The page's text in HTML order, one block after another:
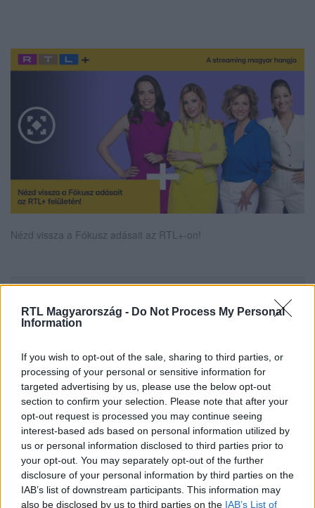
RTL Magyarország - Do Not Process My Personal
Information
If you wish to opt-out of the sale, sharing to third parties, or
processing of your personal or sensitive information for
targeted advertising by us, please use the below opt-out
section to confirm your selection. Please note that after your
opt-out request is processed you may continue seeing
interest-based ads based on personal information utilized by
us or personal information disclosed to third parties prior to
your opt-out. You may separately opt-out of the further
disclosure of your personal information by third parties on the
IAB’s list of downstream participants. This information may
also be disclosed by us to third parties on the IAB’s List of
Nézd vissza a Fókusz adásait az RTL+-on!
legyen a Google-találatokban!
Kövess minket, és értesülj a friss hírekről a